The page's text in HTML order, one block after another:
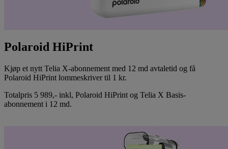
Polaroid HiPrint
Kjøp et nytt Telia X-abonnement med 12 md avtaletid og få
Polaroid HiPrint lommeskriver til 1 kr.
Totalpris 5 989,- inkl, Polaroid HiPrint og Telia X Basis-
abonnement i 12 md.